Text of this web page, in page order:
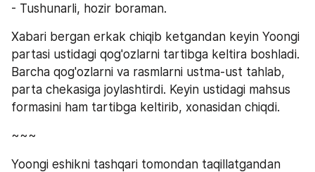
- Tushunarli, hozir boraman.
Xabari bergan erkak chiqib ketgandan keyin Yoongi
partasi ustidagi qog'ozlarni tartibga keltira boshladi.
Barcha qog'ozlarni va rasmlarni ustma-ust tahlab,
parta chekasiga joylashtirdi. Keyin ustidagi mahsus
formasini ham tartibga keltirib, xonasidan chiqdi.
~~~
Yoongi eshikni tashqari tomondan taqillatgandan